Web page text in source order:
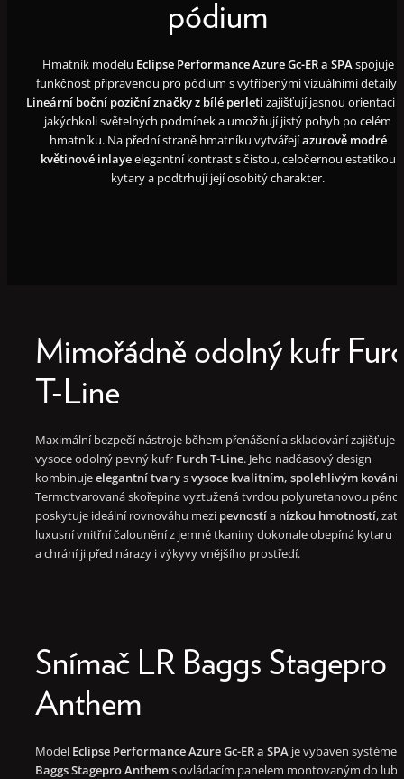
pódium
Hmatník modelu Eclipse Performance Azure Gc-ER a SPAspojuje
funkčnost připravenou pro pódium s vytříbenými vizuálními detaily.
Lineární boční poziční značky z bílé perleti zajišťují jasnou orientaci
jakýchkoli světelných podmínek a umožňují jistý pohyb po celém
hmatníku. Na přední straně hmatníku vytvářejíazurově modré
květinové inlayeelegantní kontrast s čistou, celočernou estetikou
kytary a podtrhují její osobitý charakter.
Mimořádně odolný kufr
T-Line
Maximální bezpečí nástroje během přenášení a skladování zajišťuje
vysoce odolný pevný kufr Furch T-Line. Jeho nadčasový design
kombinujeelegantní tvarysvysoce kvalitním, spolehlivým
Termotvarovaná skořepina vyztužená tvrdou polyuretanovou
poskytuje ideální rovnováhu mezi pevnostía nízkou hmotností,
luxusní vnitřní čalounění z jemné tkaniny dokonale obepíná kytaru
a chrání ji před nárazy i výkyvy vnějšího prostředí.
Snímač LR Baggs Stagepro
Anthem
Model Eclipse Performance Azure Gc-ER a SPA jevybaven
Baggs Stagepro Anthems ovládacím panelem montovaným do